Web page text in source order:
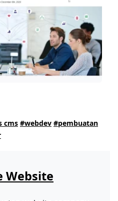
cms #webdev #pembuatan
Website